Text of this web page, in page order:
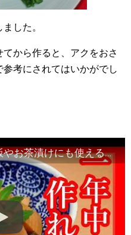
した。
から作ると、アクをおさ
考にされてはいかがでし
たけのこ レシピ【混ぜご飯やお茶漬けにも使える筍の山椒煮】作り方と割合・Japanese food#和食レシピ日本料理案内所